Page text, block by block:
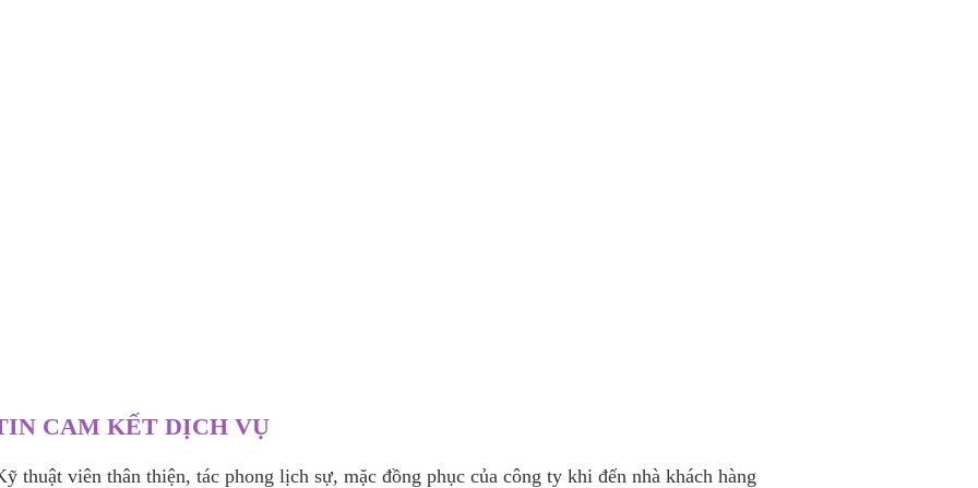
CAM KẾT DỊCH VỤ
thuật viên thân thiện, tác phong lịch sự, mặc đồng phục của công ty khi đến nhà khách hàng